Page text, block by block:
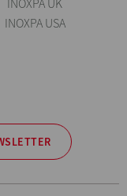
INOXPA USA